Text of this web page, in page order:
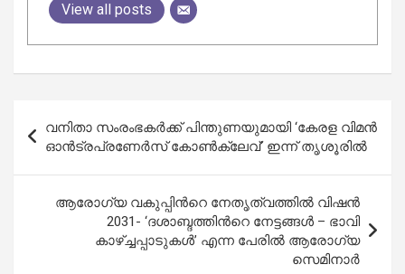
View all posts
navigation
വനിതാ സംരംഭകർക്ക് പിന്തുണയുമായി ‘കേരള വിമൻ
ഓൻട്രപ്രണേർസ് കോൺക്ലേവ്’ ഇന്ന് തൃശൂരിൽ
ആരോഗ്യ വകുപ്പിന്‍റെ നേതൃത്വത്തിൽ വിഷൻ
2031- ‘ദശാബ്ദത്തിന്‍റെ നേട്ടങ്ങള്‍ – ഭാവി
കാഴ്ച്ചപ്പാടുകള്‍’ എന്ന പേരില്‍ ആരോഗ്യ
സെമിനാർ